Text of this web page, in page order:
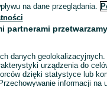
na dane przeglądania.
partnerami
danych
urządzenia do
dzięki statystyce lub
informacji na